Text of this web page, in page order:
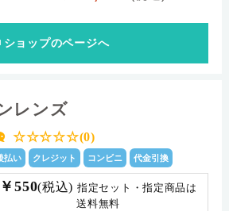
ショップのページへ
レンズ
☆☆☆☆☆(0)
払い クレジット コンビニ 代金引換
￥550(税込) 指定セット・指定商品は
送料無料